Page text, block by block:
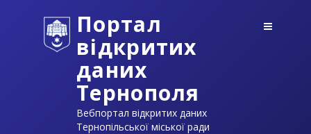
Портал
відкритих
даних
Тернополя
Вебпортал відкритих даних
Тернопільської міської ради